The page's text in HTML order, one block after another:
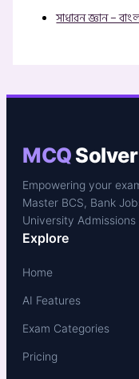
সাধারন জ্ঞান –
MCQSolver
Empowering your
Master BCS, Bank
University
Explore
Home
AI Features
Exam Categories
Pricing